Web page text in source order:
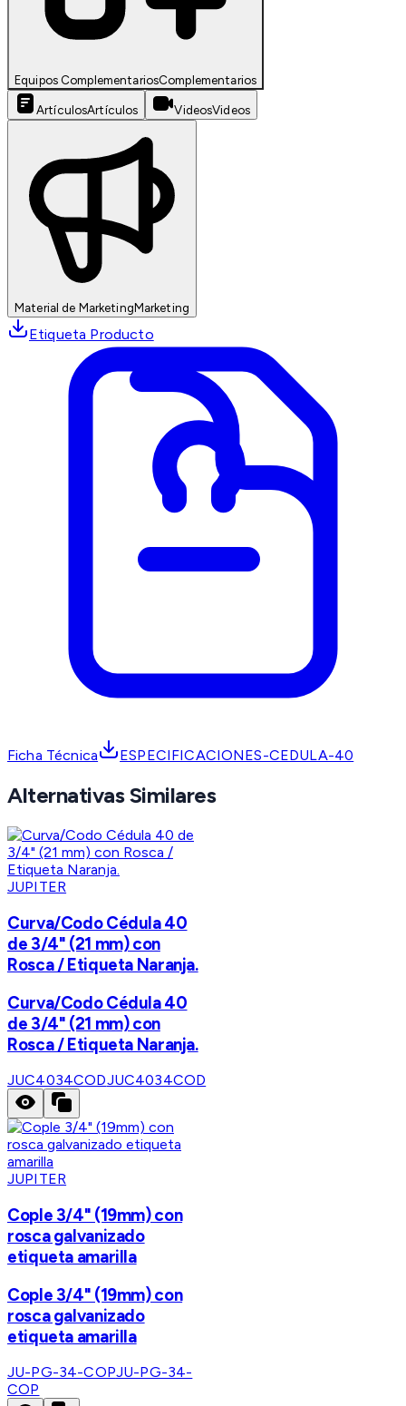
Equipos ComplementariosComplementarios
ArtículosArtículos VideosVideos
Material de MarketingMarketing
Etiqueta Producto
Ficha Técnica ESPECIFICACIONES-CEDULA-40
Alternativas Similares
JUPITER
Curva/Codo Cédula 40
de 3/4" (21 mm) con
Rosca / Etiqueta Naranja.
Curva/Codo Cédula 40
de 3/4" (21 mm) con
Rosca / Etiqueta Naranja.
JUC4034CODJUC4034COD
JUPITER
Cople 3/4" (19mm) con
rosca galvanizado
etiqueta amarilla
Cople 3/4" (19mm) con
rosca galvanizado
etiqueta amarilla
JU-PG-34-COPJU-PG-34-
COP